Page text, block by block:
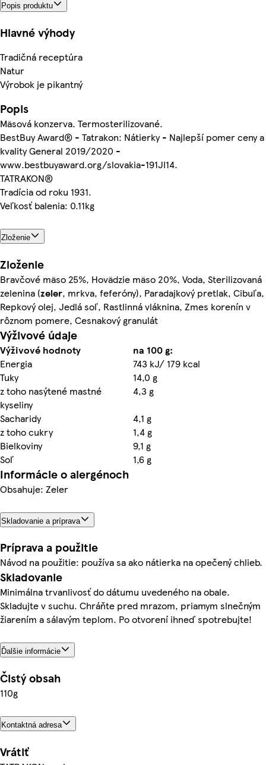
Popis produktu
Hlavné výhody
Tradičná receptúra
Natur
Výrobok je pikantný
Popis
Mäsová konzerva. Termosterilizované.
BestBuy Award® - Tatrakon: Nátierky - Najlepší pomer ceny a
kvality General 2019/2020 -
www.bestbuyaward.org/slovakia-191JI14.
TATRAKON®
Tradícia od roku 1931.
Veľkosť balenia: 0.11kg
Zloženie
Zloženie
Bravčové mäso 25%, Hovädzie mäso 20%, Voda, Sterilizovaná
zelenina (zeler, mrkva, feferóny), Paradajkový pretlak, Cibuľa,
Repkový olej, Jedlá soľ, Rastlinná vláknina, Zmes korenín v
rôznom pomere, Cesnakový granulát
Výživové údaje
Výživové hodnoty
na 100 g:
Energia
743 kJ/ 179 kcal
Tuky
14,0 g
z toho nasýtené mastné
kyseliny
4,3 g
Sacharidy
4,1 g
z toho cukry
1,4 g
Bielkoviny
9,1 g
Soľ
1,6 g
Informácie o alergénoch
Obsahuje: Zeler
Skladovanie a príprava
Príprava a použitie
Návod na použitie: používa sa ako nátierka na opečený chlieb.
Skladovanie
Minimálna trvanlivosť do dátumu uvedeného na obale.
Skladujte v suchu. Chráňte pred mrazom, priamym slnečným
žiarením a sálavým teplom. Po otvorení ihneď spotrebujte!
Ďalšie informácie
Čistý obsah
110g
Kontaktná adresa
Vrátiť